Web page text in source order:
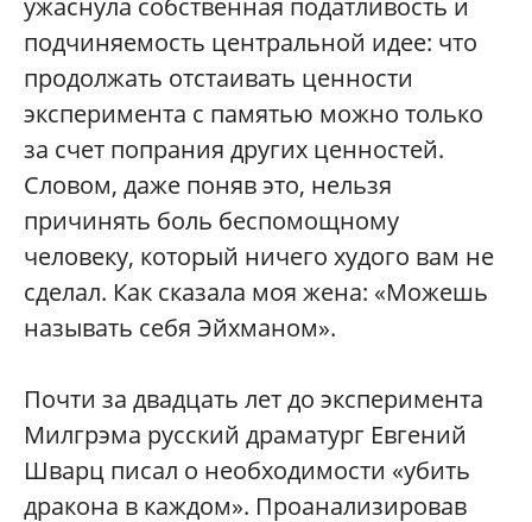
ужаснула собственная податливость и
подчиняемость центральной идее: что
продолжать отстаивать ценности
эксперимента с памятью можно только
за счет попрания других ценностей.
Словом, даже поняв это, нельзя
причинять боль беспомощному
человеку, который ничего худого вам не
сделал. Как сказала моя жена: «Можешь
называть себя Эйхманом».
Почти за двадцать лет до эксперимента
Милгрэма русский драматург Евгений
Шварц писал о необходимости «убить
дракона в каждом». Проанализировав